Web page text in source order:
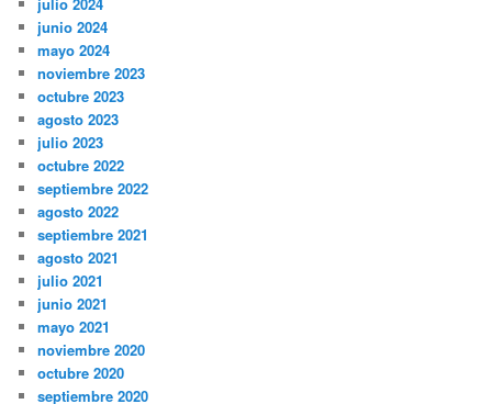
junio 2024
mayo 2024
noviembre 2023
octubre 2023
agosto 2023
julio 2023
octubre 2022
septiembre 2022
agosto 2022
septiembre 2021
agosto 2021
julio 2021
junio 2021
mayo 2021
noviembre 2020
octubre 2020
septiembre 2020